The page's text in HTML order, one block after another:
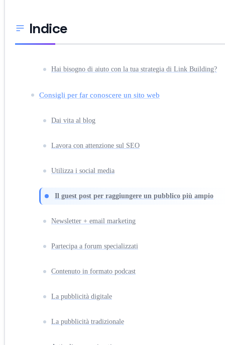
Indice
Hai bisogno di aiuto con la tua strategia di Link Building?
Consigli per far conoscere un sito web
Dai vita al blog
Lavora con attenzione sul SEO
Utilizza i social media
Il guest post per raggiungere un pubblico più ampio
Newsletter + email marketing
Partecipa a forum specializzati
Contenuto in formato podcast
La pubblicità digitale
La pubblicità tradizionale